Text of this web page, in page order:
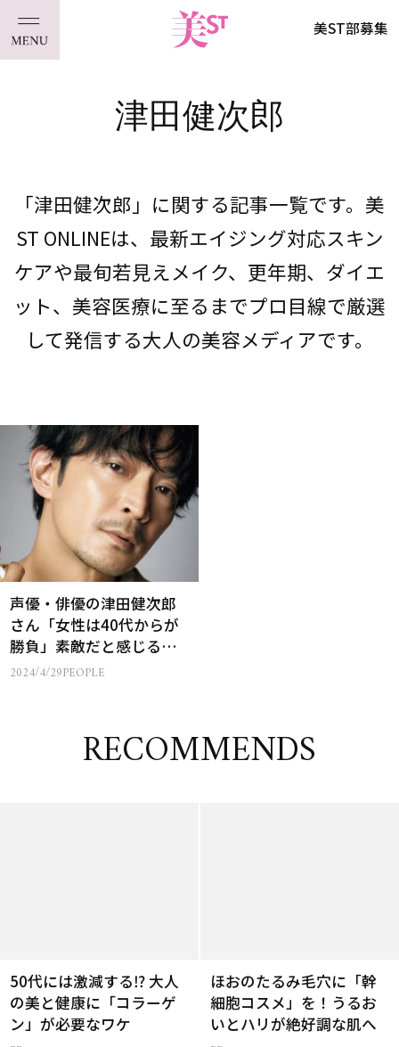
美ST部募集
津田健次郎
「津田健次郎」に関する記事一覧です。美
ST ONLINEは、最新エイジング対応スキン
ケアや最旬若見えメイク、更年期、ダイエ
ット、美容医療に至るまでプロ目線で厳選
して発信する大人の美容メディアです。
声優・俳優の津田健次郎
さん「女性は40代からが
勝負」素敵だと感じる女
性像を語る
2024/4/29PEOPLE
RECOMMENDS
50代には激減する⁉ 大人
の美と健康に「コラーゲ
ン」が必要なワケ
ほおのたるみ毛穴に「幹
細胞コスメ」を！うるお
いとハリが絶好調な肌へ